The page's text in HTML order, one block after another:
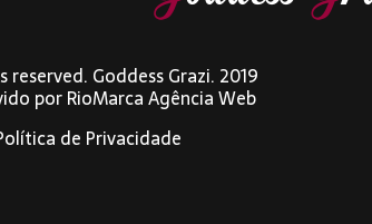
reserved. Goddess Grazi. 2019
porRioMarca Agência Web
de Privacidade